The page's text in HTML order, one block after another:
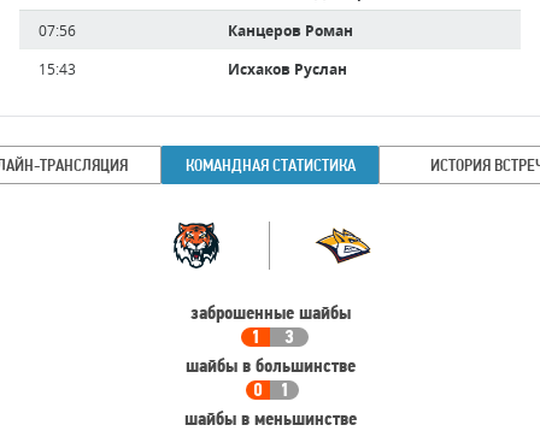
07:56
Канцеров Роман
15:43
Исхаков Руслан
ТРАНСЛЯЦИЯ КОМАНДНАЯ СТАТИСТИКА ИСТОРИЯ
Команда
заброшенные шайбы
1
3
шайбы в большинстве
0
1
шайбы в меньшинстве